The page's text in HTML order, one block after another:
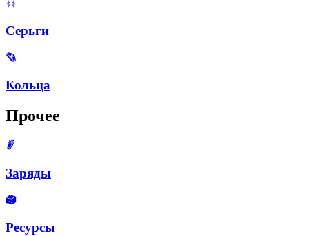
Серьги
Кольца
Прочее
Заряды
Ресурсы